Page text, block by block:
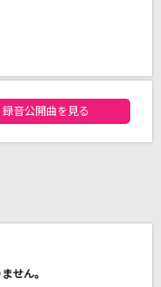
ランキング
録音公開曲を見る